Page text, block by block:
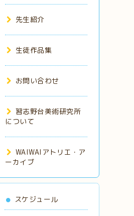
先生紹介
生徒作品集
お問い合わせ
習志野台美術研究所
について
WAIWAIアトリエ・ア
ーカイブ
スケジュール